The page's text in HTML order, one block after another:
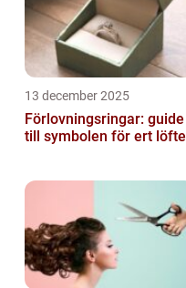
13 december 2025
Förlovningsringar: guide
till symbolen för ert löfte